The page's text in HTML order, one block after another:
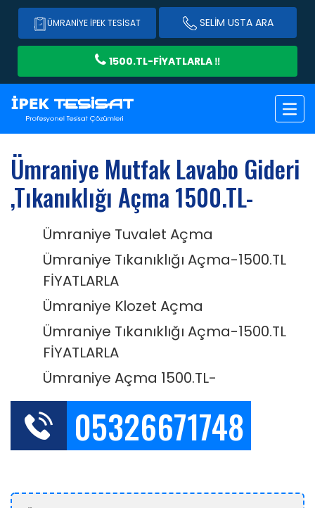
ÜMRANIYE İPEK TESISAT SELIM USTA ARA
1500.TL-FİYATLARLA ‼️
Ümraniye Mutfak Lavabo Gideri
,Tıkanıklığı Açma 1500.TL-
Ümraniye Tuvalet Açma
Ümraniye Tıkanıklığı Açma-1500.TL
FİYATLARLA
Ümraniye Klozet Açma
Ümraniye Tıkanıklığı Açma-1500.TL
FİYATLARLA
Ümraniye Açma 1500.TL-
05326671748